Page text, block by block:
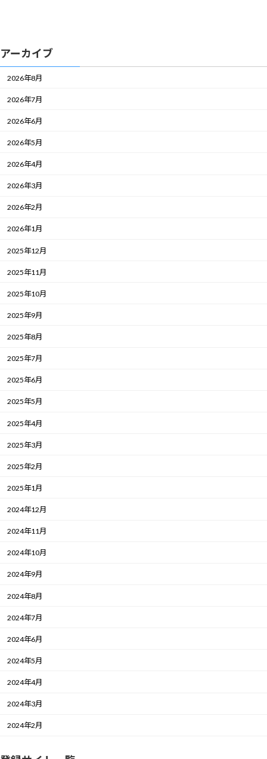
アーカイブ
2026年8月
2026年7月
2026年6月
2026年5月
2026年4月
2026年3月
2026年2月
2026年1月
2025年12月
2025年11月
2025年10月
2025年9月
2025年8月
2025年7月
2025年6月
2025年5月
2025年4月
2025年3月
2025年2月
2025年1月
2024年12月
2024年11月
2024年10月
2024年9月
2024年8月
2024年7月
2024年6月
2024年5月
2024年4月
2024年3月
2024年2月